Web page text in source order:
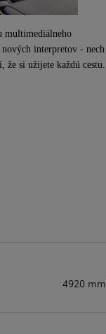
multimediálneho
nových interpretov - nech
si užijete každú cestu.
4920 mm